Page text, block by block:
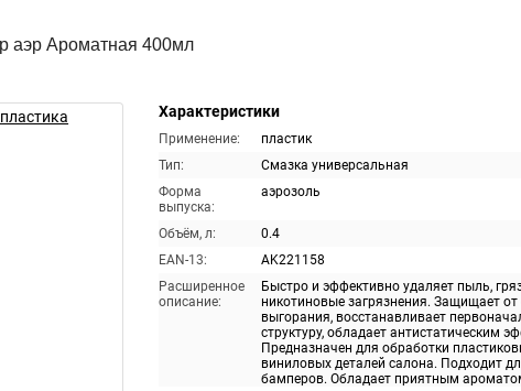
аэр Ароматная 400мл
Характеристики
Применение:
пластик
Тип:
Смазка универсальная
Форма
выпуска:
аэрозоль
Объём, л:
0.4
EAN-13:
AK221158
Расширенное
описание:
Быстро и эффективно удаляет пыль,
никотиновые загрязнения. Защищает от
выгорания, восстанавливает
структуру, обладает антистатическим
Предназначен для обработки
виниловых деталей салона. Подходит
бамперов. Обладает приятным